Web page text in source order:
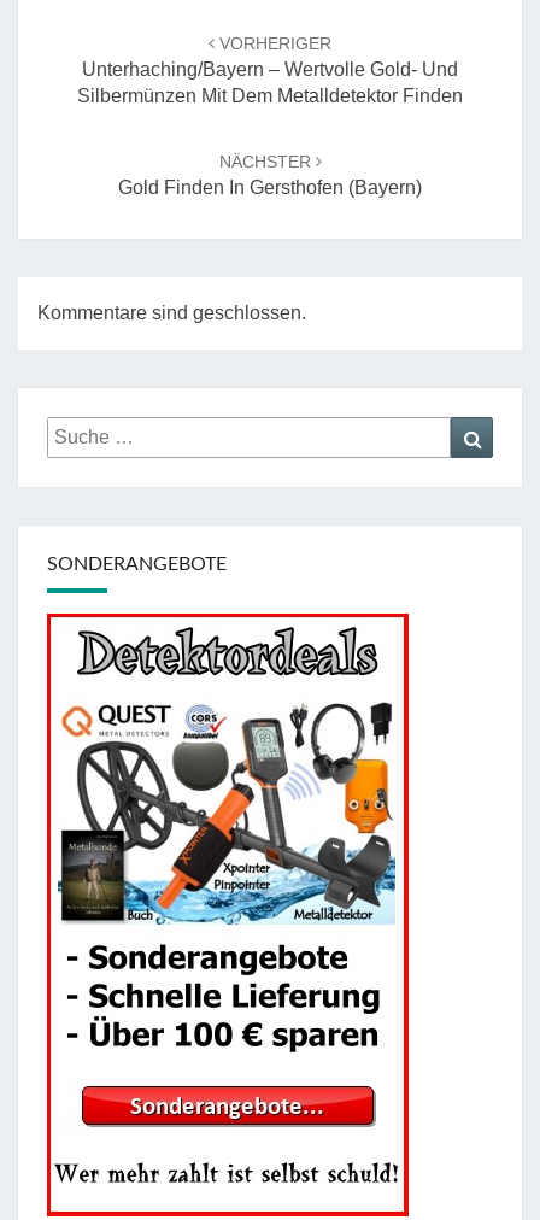
VORHERIGER
Unterhaching/Bayern – Wertvolle Gold- Und
Silbermünzen Mit Dem Metalldetektor Finden
NÄCHSTER
Gold Finden In Gersthofen (Bayern)
Kommentare sind geschlossen.
Suche
nach:
SONDERANGEBOTE